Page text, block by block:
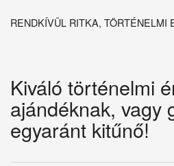
RENDKÍVÜL RITKA, TÖRTÉNELMI
Kiváló történelmi
ajándéknak, vagy
egyaránt kitűnő!